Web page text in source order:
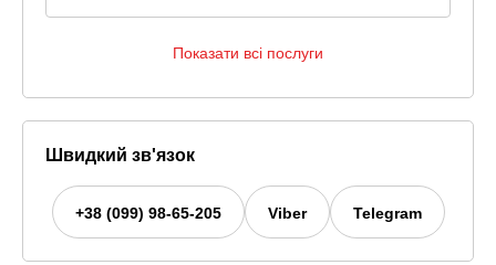
Показати всі послуги
Швидкий зв'язок
+38 (099) 98-65-205 Viber Telegram